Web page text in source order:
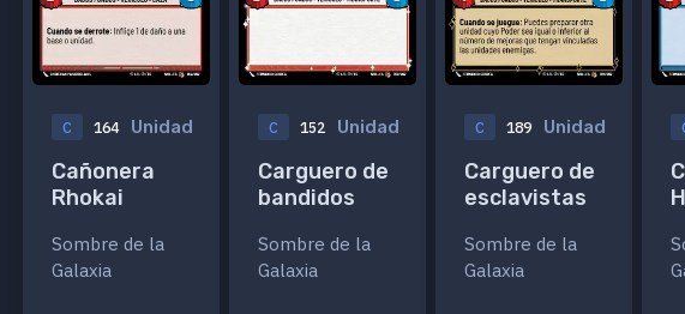
C 164 Unidad
Cañonera
Rhokai
Sombre de la
Galaxia
C 152 Unidad
Carguero de
bandidos
Sombre de la
Galaxia
C 189 Unidad
Carguero de
esclavistas
Sombre de la
Galaxia